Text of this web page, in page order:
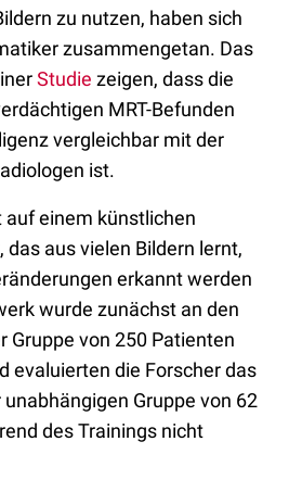
zu nutzen, haben sich
zusammengetan. Das
Studie zeigen, dass die
MRT-Befunden
vergleichbar mit der
ist.
auf einem künstlichen
aus vielen Bildern lernt,
erkannt werden
wurde zunächst an den
Gruppe von 250 Patienten
evaluierten die Forscher das
Gruppe von 62
des Trainings nicht